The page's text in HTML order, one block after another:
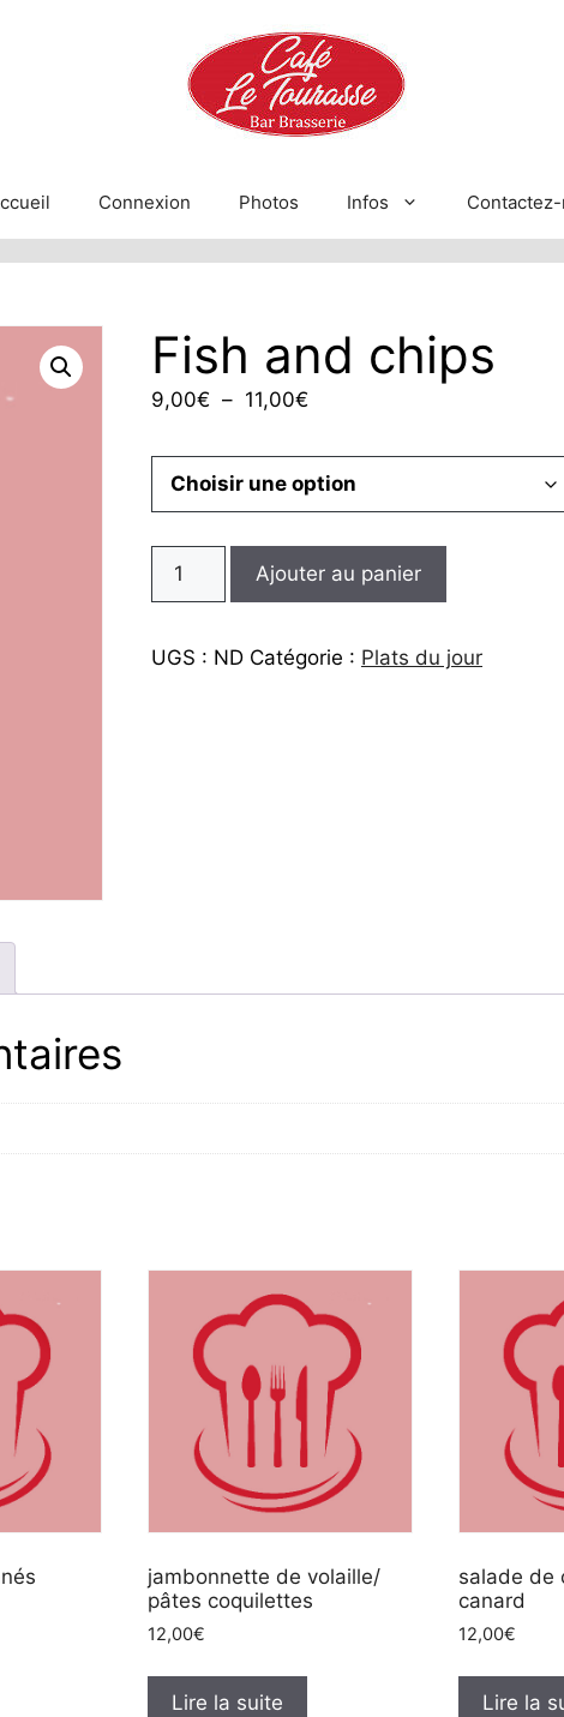
Connexion Photos Infos
Fish and chips
9,00€ – 11,00€
prix :
9,00€
à
11,00€
Ajouter au panier
UGS : ND Catégorie : Plats du jour
jambonnette de volaille/
pâtes coquilettes
12,00€
Lire la suite
salade
canard
12,00€
Lire la